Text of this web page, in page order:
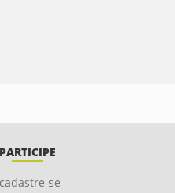
PARTICIPE
cadastre-se